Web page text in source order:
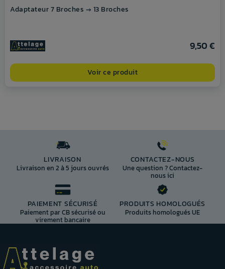
Adaptateur 7 Broches → 13 Broches
9,50 €
Voir ce produit
LIVRAISON
Livraison en 2 à 5 jours ouvrés
CONTACTEZ-NOUS
Une question ? Contactez-
nous ici
PAIEMENT SÉCURISÉ
Paiement par CB sécurisé ou
virement bancaire
PRODUITS HOMOLOGUÉS
Produits homologués UE